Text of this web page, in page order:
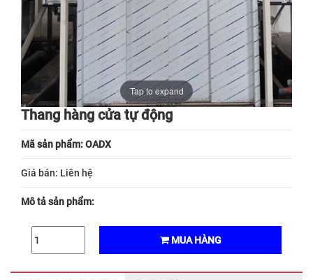
Tap to expand
Thang hàng cửa tự động
Mã sản phẩm: OADX
Giá bán: Liên hệ
Mô tả sản phẩm:
MUA HÀNG